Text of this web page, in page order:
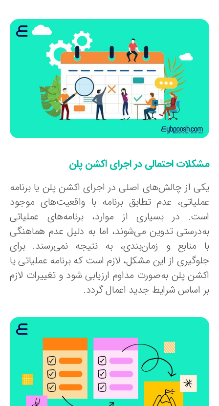
احتمالی در اجرای اکشن پلن
از چالش‌های اصلی در اجرای اکشن پلن یا برنامه
عدم تطابق برنامه با واقعیت‌های موجود
در بسیاری از موارد، برنامه‌های عملیاتی
تدوین می‌شوند، اما به دلیل عدم هماهنگی
منابع و زمان‌بندی، به نتیجه نمی‌رسند. برای
از این مشکل، لازم است که برنامه عملیاتی یا
پلن به‌صورت مداوم ارزیابی شود و تغییرات لازم
اساس شرایط جدید اعمال گردد.